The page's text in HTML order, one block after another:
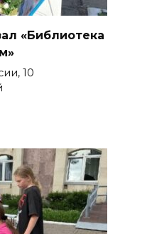
«Библиотека
10